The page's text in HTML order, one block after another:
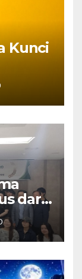
Kunci
dari